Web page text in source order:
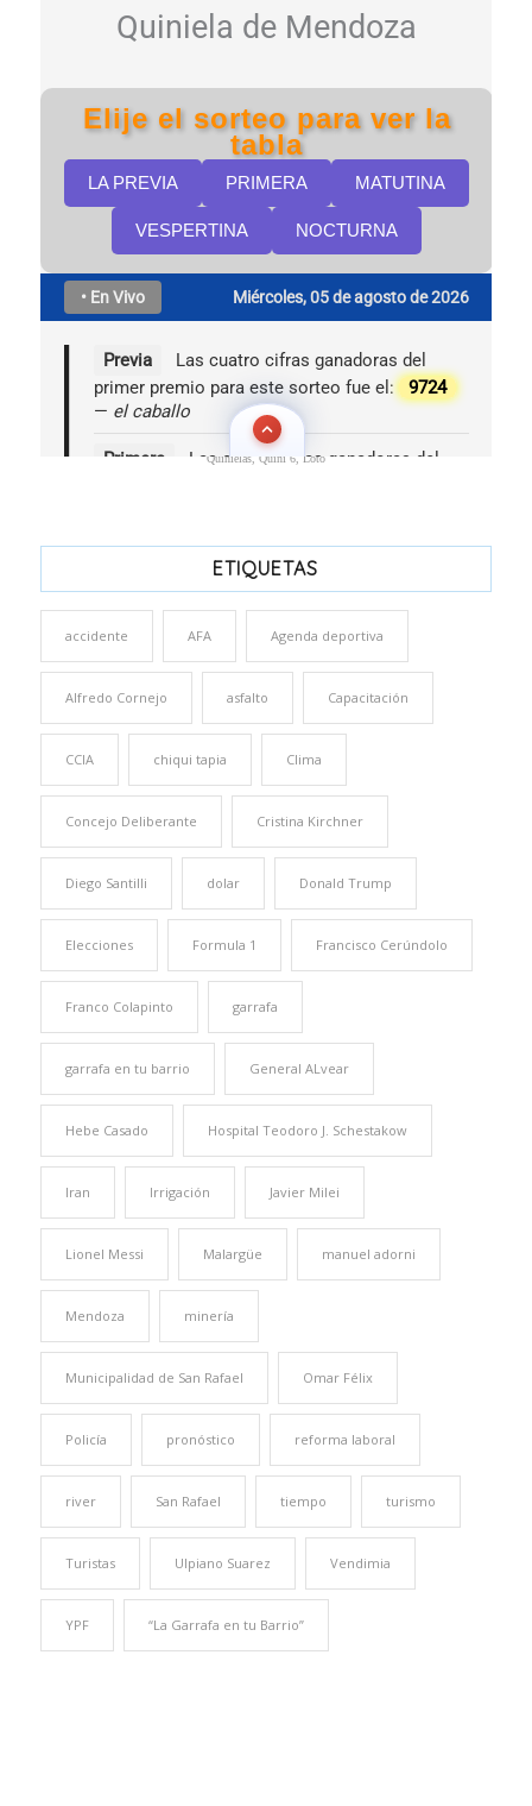
Quinielas, Quini 6, Loto
ETIQUETAS
accidente AFA Agenda deportiva
Alfredo Cornejo asfalto Capacitación
CCIA chiqui tapia Clima
Concejo Deliberante Cristina Kirchner
Diego Santilli dolar Donald Trump
Elecciones Formula 1 Francisco Cerúndolo
Franco Colapinto garrafa
garrafa en tu barrio General ALvear
Hebe Casado Hospital Teodoro J. Schestakow
Iran Irrigación Javier Milei
Lionel Messi Malargüe manuel adorni
Mendoza minería
Municipalidad de San Rafael Omar Félix
Policía pronóstico reforma laboral
river San Rafael tiempo turismo
Turistas Ulpiano Suarez Vendimia
YPF “La Garrafa en tu Barrio”